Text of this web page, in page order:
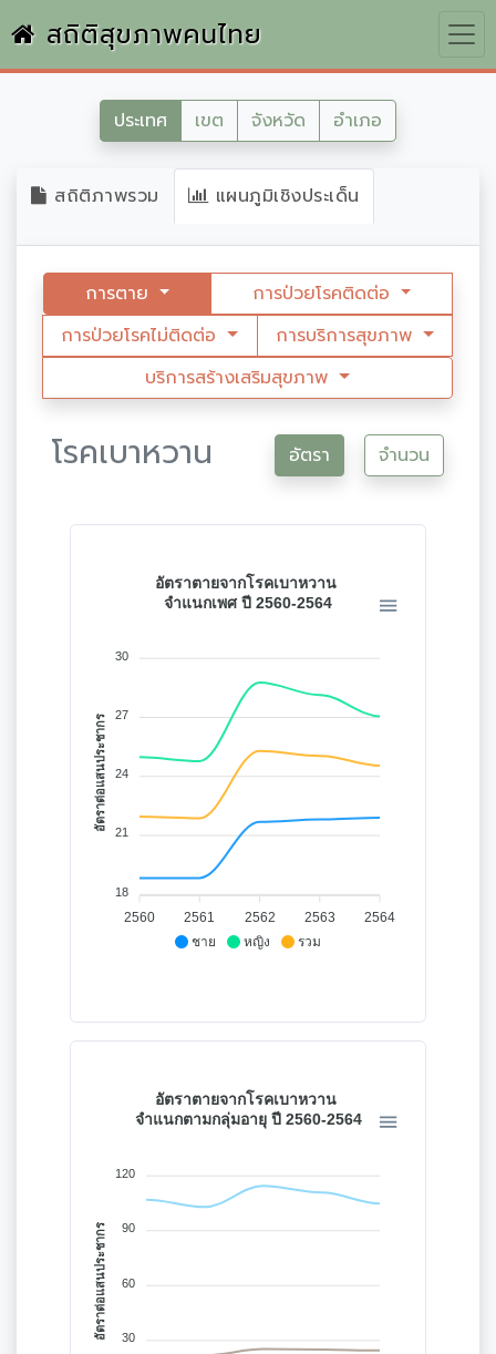
สถิติสุขภาพคนไทย
ประเทศ เขต จังหวัด อำเภอ
สถิติภาพรวม แผนภูมิเชิงประเด็น
การตาย
การป่วยโรคติดต่อ
การป่วยโรคไม่ติดต่อ
การบริการสุขภาพ
บริการสร้างเสริมสุขภาพ
โรคเบาหวาน อัตรา จำนวน